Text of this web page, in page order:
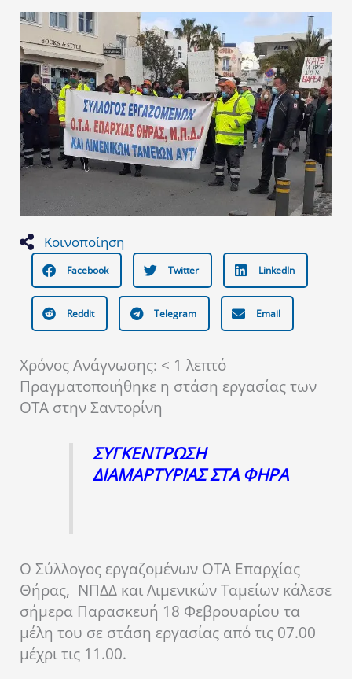
Κοινοποίηση
Facebook Twitter LinkedIn
Reddit Telegram Email
Χρόνος Ανάγνωσης: < 1 λεπτό
Πραγματοποιήθηκε η στάση εργασίας των
ΟΤΑ στην Σαντορίνη
ΣΥΓΚΕΝΤΡΩΣΗ
ΔΙΑΜΑΡΤΥΡΙΑΣ ΣΤΑ ΦΗΡΑ
Ο Σύλλογος εργαζομένων ΟΤΑ Επαρχίας
Θήρας, ΝΠΔΔ και Λιμενικών Ταμείων κάλεσε
σήμερα Παρασκευή 18 Φεβρουαρίου τα
μέλη του σε στάση εργασίας από τις 07.00
μέχρι τις 11.00.